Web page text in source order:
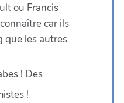
ou Francis
car ils
que les autres
! Des
!